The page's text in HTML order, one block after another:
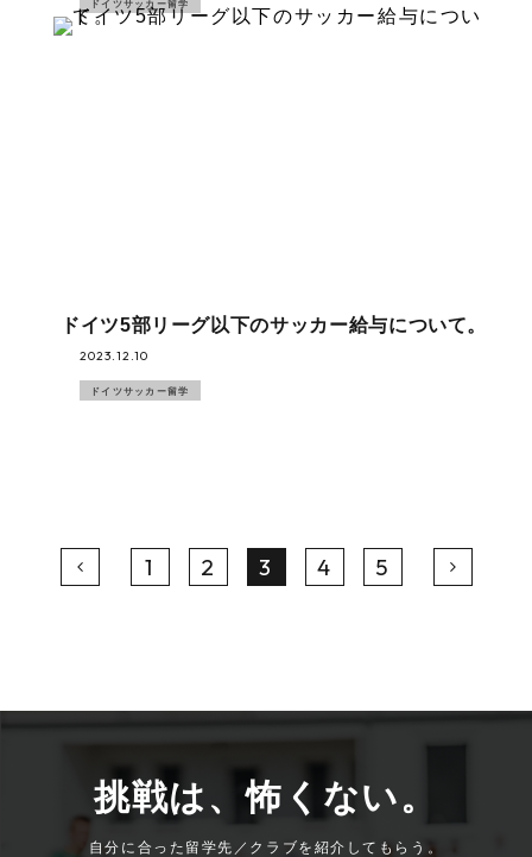
ドイツサッカー留学
ドイツ5部リーグ以下のサッカー給与について。
2023.12.10
ドイツサッカー留学
1 2 3 4 5
挑戦は、怖くない。
自分に合った留学先／クラブを紹介してもらう。